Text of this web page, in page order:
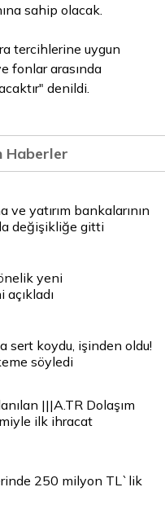
sahip olacak.
tercihlerine uygun
fonlar arasında
denildi.
Haberler
ve yatırım bankalarının
değişikliğe gitti
yeni
sert koydu, işinden oldu!
söyledi
|||A.TR Dolaşım
ilk ihracat
250 milyon TL`lik